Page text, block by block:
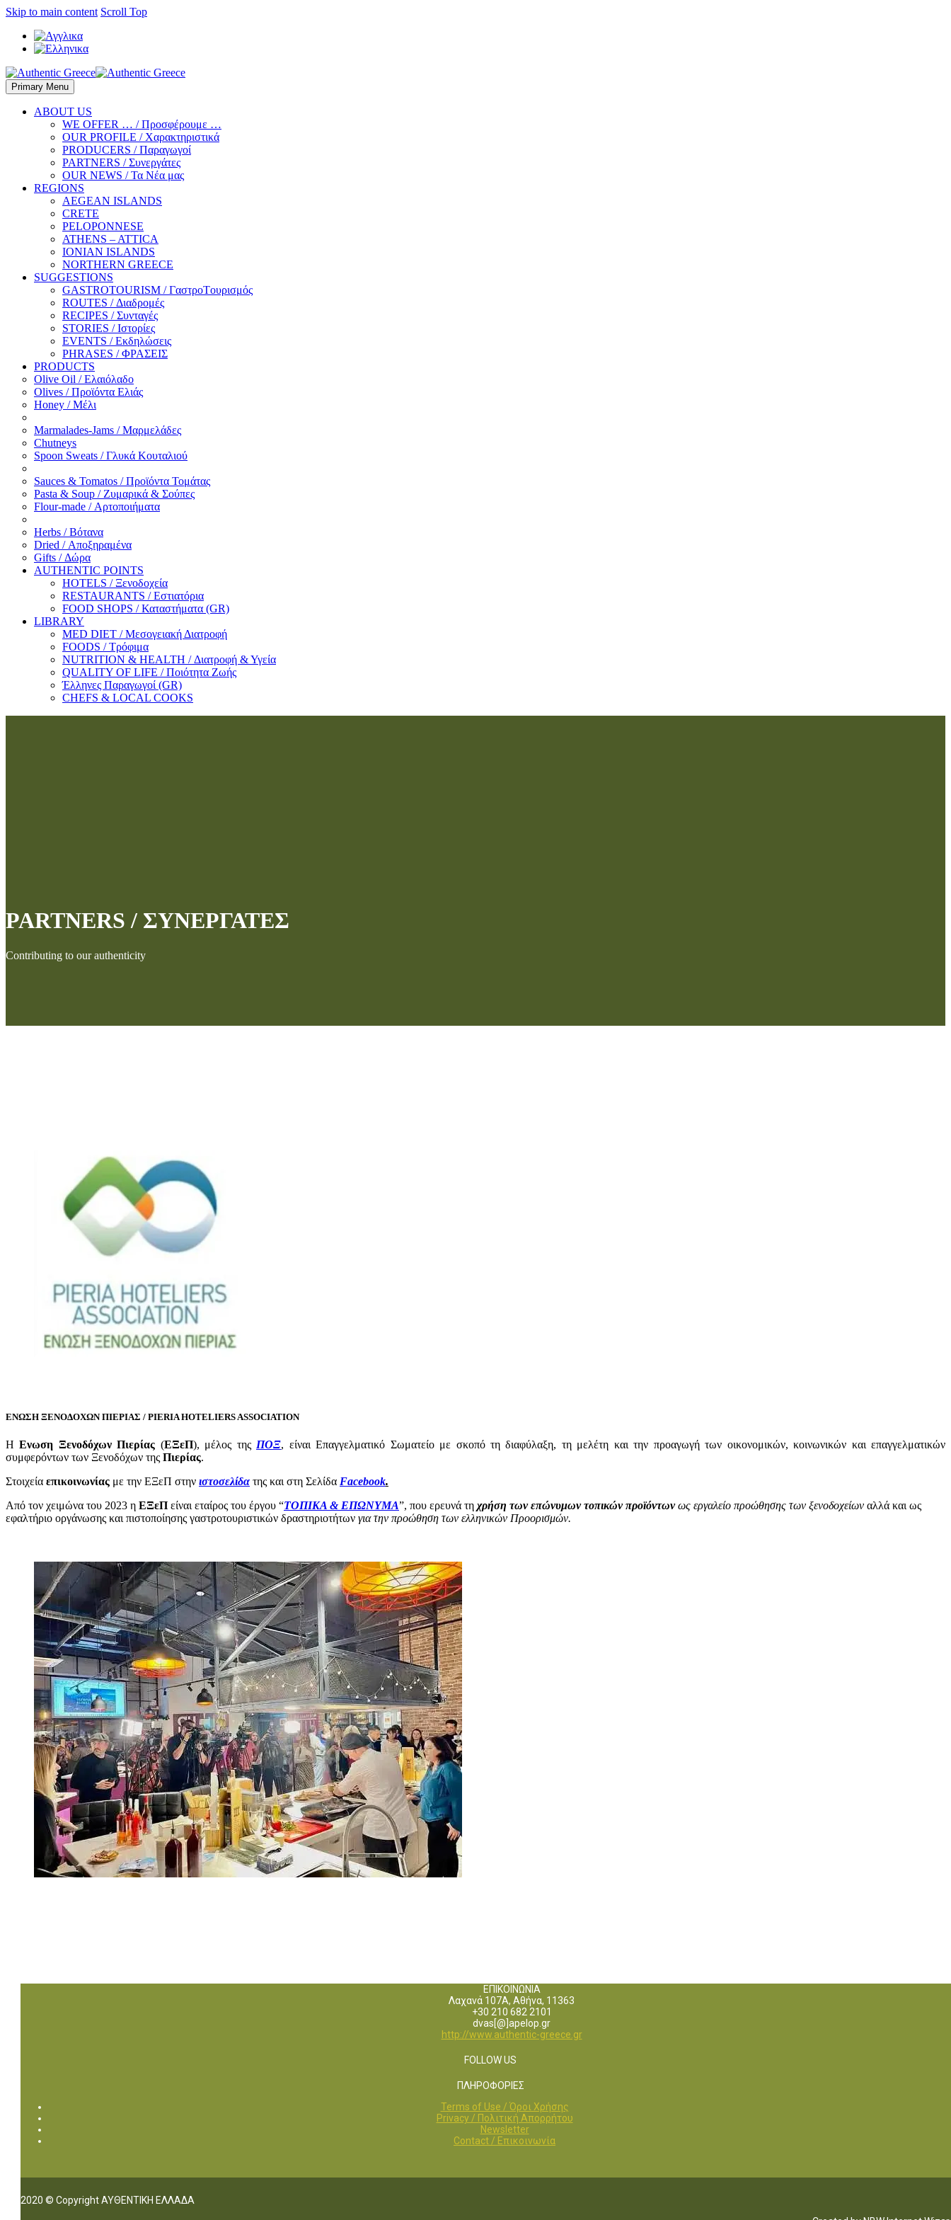
Skip to main content Scroll Top
Primary Menu
ABOUT US
WE OFFER … / Προσφέρουμε …
OUR PROFILE / Χαρακτηριστικά
PRODUCERS / Παραγωγοί
PARTNERS / Συνεργάτες
OUR NEWS / Τα Νέα μας
REGIONS
AEGEAN ISLANDS
CRETE
PELOPONNESE
ATHENS – ATTICA
IONIAN ISLANDS
NORTHERN GREECE
SUGGESTIONS
GASTROTOURISM / ΓαστροTουρισμός
ROUTES / Διαδρομές
RECIPES / Συνταγές
STORIES / Ιστορίες
EVENTS / Εκδηλώσεις
PHRASES / ΦΡΑΣΕΙΣ
PRODUCTS
Olive Oil / Ελαιόλαδο
Olives / Προϊόντα Ελιάς
Honey / Μέλι
Marmalades-Jams / Μαρμελάδες
Chutneys
Spoon Sweats / Γλυκά Κουταλιού
Sauces & Tomatos / Προϊόντα Τομάτας
Pasta & Soup / Ζυμαρικά & Σούπες
Flour-made / Αρτοποιήματα
Herbs / Βότανα
Dried / Αποξηραμένα
Gifts / Δώρα
AUTHENTIC POINTS
HOTELS / Ξενοδοχεία
RESTAURANTS / Εστιατόρια
FOOD SHOPS / Καταστήματα (GR)
LIBRARY
MED DIET / Μεσογειακή Διατροφή
FOODS / Τρόφιμα
NUTRITION & HEALTH / Διατροφή & Υγεία
QUALITY OF LIFE / Ποιότητα Ζωής
Έλληνες Παραγωγοί (GR)
CHEFS & LOCAL COOKS
PARTNERS / ΣΥΝΕΡΓΑΤΕΣ
Contributing to our authenticity
ΕΝΩΣΗ ΞΕΝΟΔΟΧΩΝ ΠΙΕΡΙΑΣ / PIERIA HOTELIERS ASSOCIATION
HΕνωση Ξενοδόχων Πιερίας (ΕΞεΠ), μέλος της ΠΟΞ, είναι Επαγγελματικό Σωματείο με σκοπό τη διαφύλαξη, τη μελέτη και την προαγωγή των οικονομικών, κοινωνικών και επαγγελματικών
συμφερόντων των Ξενοδόχων της Πιερίας.
Στοιχεία επικοινωνίας με την ΕΞεΠ στην ιστοσελίδα της και στη Σελίδα Facebook.
Από τον χειμώνα του 2023 η ΕΞεΠ είναι εταίρος του έργου “ΤΟΠΙΚΑ & ΕΠΩΝΥΜΑ”, που ερευνά τη χρήση των επώνυμων τοπικών προϊόντωνως εργαλείο προώθησης των ξενοδοχείων αλλά και ως
εφαλτήριο οργάνωσης και πιστοποίησης γαστροτουριστικών δραστηριοτήτων για την προώθηση των ελληνικών Προορισμών.
ΕΠΙΚΟΙΝΩΝΙΑ
Λαχανά 107Α, Αθήνα, 11363
+30 210 682 2101
dvas[@]apelop.gr
http://www.authentic-greece.gr
FOLLOW US
ΠΛΗΡΟΦΟΡΙΕΣ
Terms of Use / Όροι Χρήσης
Privacy / Πολιτική Απορρήτου
Newsletter
Contact / Επικοινωνία
2020 © Copyright ΑΥΘΕΝΤΙΚΗ ΕΛΛΑΔΑ